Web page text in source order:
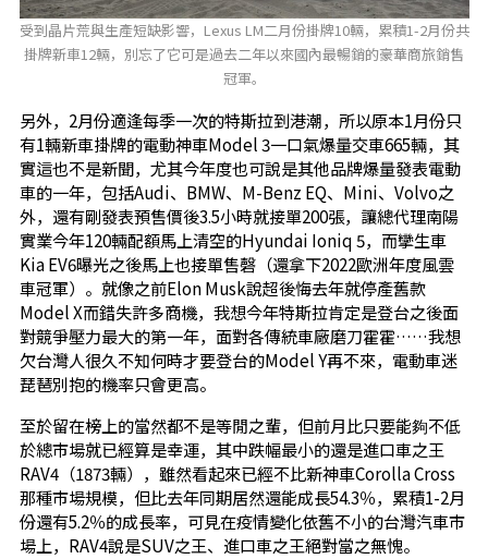
受到晶片荒與生產短缺影響，Lexus LM二月份掛牌10輛，累積1-2月份共
掛牌新車12輛，別忘了它可是過去二年以來國內最暢銷的豪華商旅銷售
冠軍。
另外，2月份適逢每季一次的特斯拉到港潮，所以原本1月份只
有1輛新車掛牌的電動神車Model 3一口氣爆量交車665輛，其
實這也不是新聞，尤其今年度也可說是其他品牌爆量發表電動
車的一年，包括Audi、BMW、M-Benz EQ、Mini、Volvo之
外，還有剛發表預售價後3.5小時就接單200張，讓總代理南陽
實業今年120輛配額馬上清空的Hyundai Ioniq 5，而攣生車
Kia EV6曝光之後馬上也接單售磬（還拿下2022歐洲年度風雲
車冠軍）。就像之前Elon Musk說超後悔去年就停產舊款
Model X而錯失許多商機，我想今年特斯拉肯定是登台之後面
對競爭壓力最大的第一年，面對各傳統車廠磨刀霍霍……我想
欠台灣人很久不知何時才要登台的Model Y再不來，電動車迷
琵琶別抱的機率只會更高。
至於留在榜上的當然都不是等閒之輩，但前月比只要能夠不低
於總市場就已經算是幸運，其中跌幅最小的還是進口車之王
RAV4（1873輛），雖然看起來已經不比新神車Corolla Cross
那種市場規模，但比去年同期居然還能成長54.3％，累積1-2月
份還有5.2％的成長率，可見在疫情變化依舊不小的台灣汽車市
場上，RAV4說是SUV之王、進口車之王絕對當之無愧。